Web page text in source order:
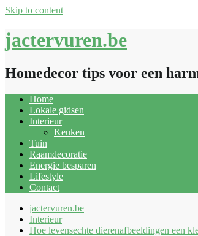
Skip to content
jactervuren.be
Homedecor tips voor een
Home
Lokale gidsen
Interieur
Keuken
Tuin
Raamdecoratie
Energie besparen
Lifestyle
Contact
jactervuren.be
Interieur
Hoe levensechte dierenafbeeldingen een